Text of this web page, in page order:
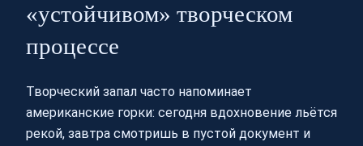
«устойчивом» творческом
процессе
Творческий запал часто напоминает
американские горки: сегодня вдохновение льётся
рекой, завтра смотришь в пустой документ и